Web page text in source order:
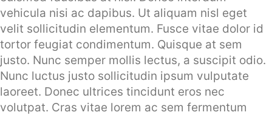
vehicula nisi ac dapibus. Ut aliquam nisl eget
velit sollicitudin elementum. Fusce vitae dolor id
tortor feugiat condimentum. Quisque at sem
justo. Nunc semper mollis lectus, a suscipit odio.
Nunc luctus justo sollicitudin ipsum vulputate
laoreet. Donec ultrices tincidunt eros nec
volutpat. Cras vitae lorem ac sem fermentum